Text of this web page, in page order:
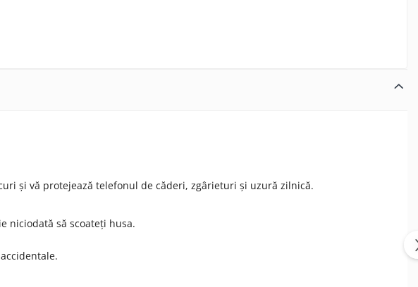
și vă protejează telefonul de căderi, zgârieturi și uzură zilnică.
niciodată să scoateți husa.